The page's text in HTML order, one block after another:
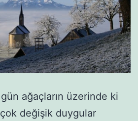
gün ağaçların üzerinde ki
değişik duygular